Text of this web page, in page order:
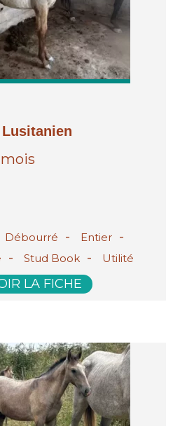
Débourré - Entier -
- Stud Book - Utilité
LA FICHE